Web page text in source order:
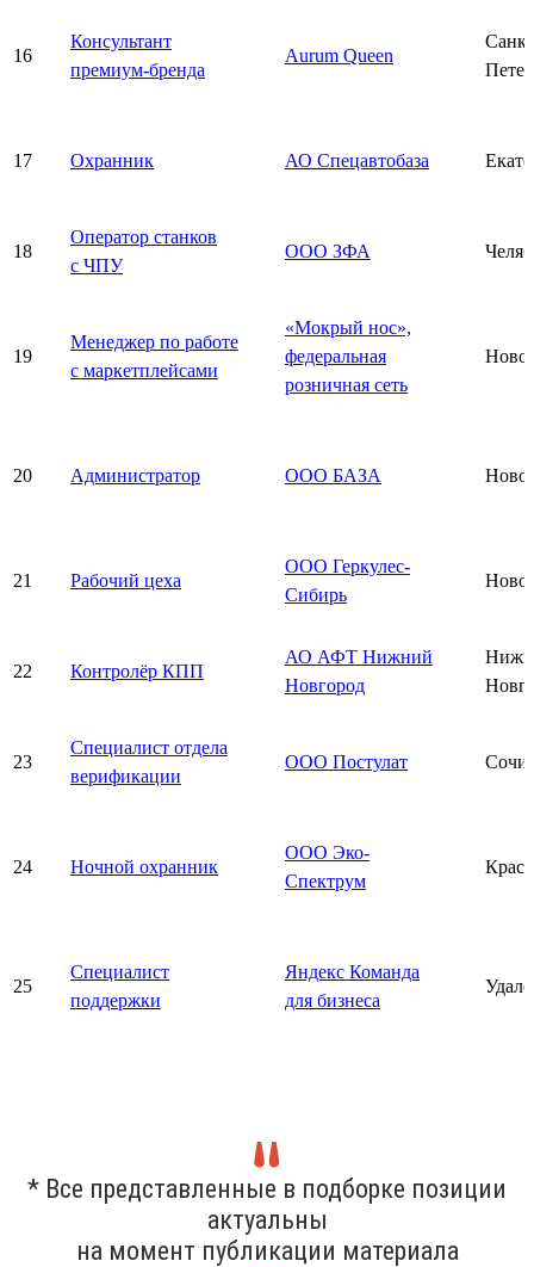
16
Консультант
премиум-бренда
Aurum Queen
17 Охранник АО Спецавтобаза
18
Оператор станков
с ЧПУ
ООО ЗФА
19
Менеджер по работе
с маркетплейсами
«Мокрый нос»,
федеральная
розничная сеть
20 Администратор ООО БАЗА
21 Рабочий цеха
ООО Геркулес-
Сибирь
22 Контролёр КПП
АО АФТ Нижний
Новгород
23
Специалист отдела
верификации
ООО Постулат Сочи
24 Ночной охранник
ООО Эко-
Спектрум
25
Специалист
поддержки
Яндекс Команда
для бизнеса
* Все представленные в подборке позиции
актуальны
на момент публикации материала